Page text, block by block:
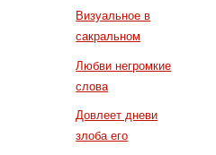
Визуальное в
сакральном
Любви негромкие
слова
Довлеет дневи
злоба его